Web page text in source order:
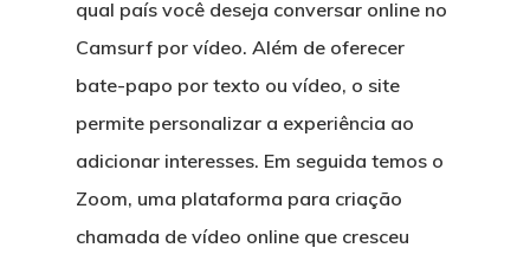
qual país você deseja conversar online no
Camsurf por vídeo. Além de oferecer
bate-papo por texto ou vídeo, o site
permite personalizar a experiência ao
adicionar interesses. Em seguida temos o
Zoom, uma plataforma para criação
chamada de vídeo online que cresceu